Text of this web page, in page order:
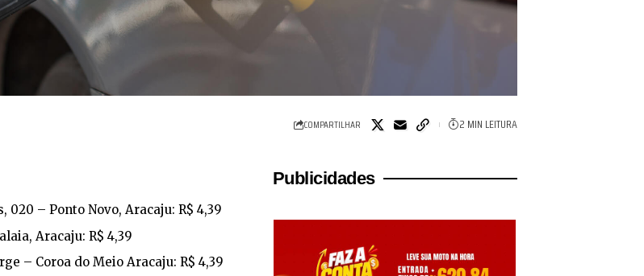
COMPARTILHAR 2 MIN LEITURA
020 – Ponto Novo, Aracaju: R$ 4,39
Aracaju: R$ 4,39
– Coroa do Meio Aracaju: R$ 4,39
Publicidades